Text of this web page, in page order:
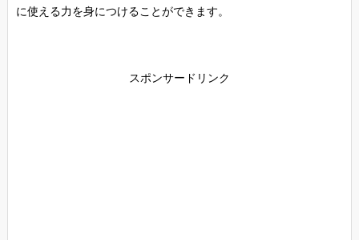
に使える力を身につけることができます。
スポンサードリンク